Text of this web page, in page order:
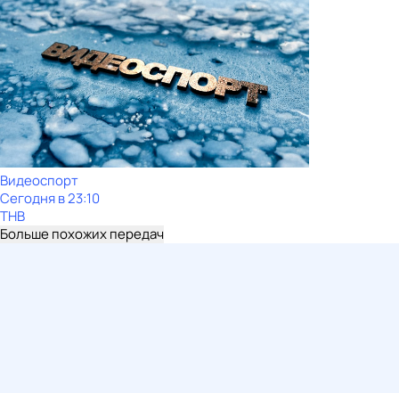
Видеоспорт
Сегодня в 23:10
ТНВ
Больше похожих передач